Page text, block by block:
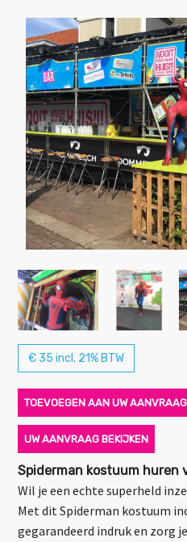
€ 35 incl. 21% BTW
TOEVOEGEN AAN UW AANVRAAG
UW AANVRAAG BEKIJKEN
Spiderman kostuum huren
Wil je een echte superheld
Met dit Spiderman kostuum
gegarandeerd indruk en zorg